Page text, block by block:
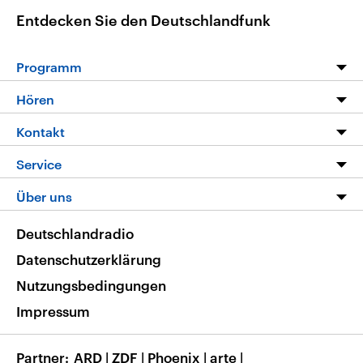
Entdecken Sie den Deutschlandfunk
Programm
Programm
Die Nachrichten
Nachrichtenleicht
Neue Beiträge auf dlf.de
Hören
Livestream
Podcasts
Deutschlandfunk App
Nachrichten App
Frequenzen
Kontakt
Hörerservice
Service
FAQ
Veranstaltungen
Musikliste
RSS
Über uns
Barrierefreiheit
Deutschlandradio
Datenschutzerklärung
Nutzungsbedingungen
Impressum
Partner ARD | ZDF | Phoenix | arte |